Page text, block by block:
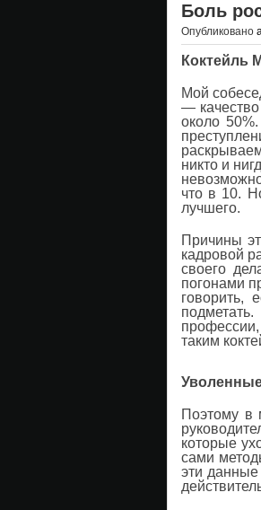
Боль
Опубликовано
Коктейль
Мой
— качество
около
никто и
что в 10.
лучшего.
Причины
кадровой
своего
погонами
говорить,
таким
Поэтому в
которые
сами
эти